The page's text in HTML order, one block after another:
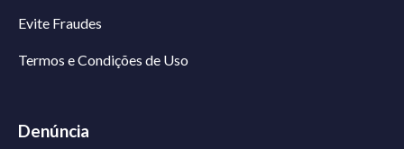
Evite Fraudes
Termos e Condições de Uso
Denúncia